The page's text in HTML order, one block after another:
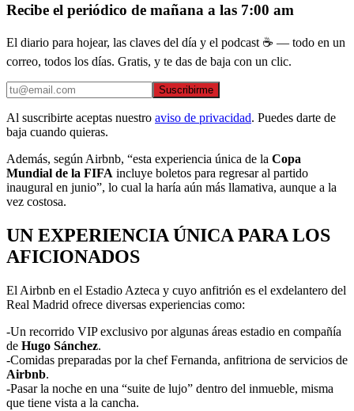
Recibe el periódico de mañana a las 7:00 am
El diario para hojear, las claves del día y el podcast ☕ — todo en un
correo, todos los días. Gratis, y te das de baja con un clic.
Suscribirme
Al suscribirte aceptas nuestro aviso de privacidad. Puedes darte de
baja cuando quieras.
Además, según Airbnb, “esta experiencia única de la Copa
Mundial de la FIFA incluye boletos para regresar al partido
inaugural en junio”, lo cual la haría aún más llamativa, aunque a la
vez costosa.
UN EXPERIENCIA ÚNICA PARA LOS
AFICIONADOS
El Airbnb en el Estadio Azteca y cuyo anfitrión es el exdelantero del
Real Madrid ofrece diversas experiencias como:
-Un recorrido VIP exclusivo por algunas áreas estadio en compañía
de Hugo Sánchez.
-Comidas preparadas por la chef Fernanda, anfitriona de servicios de
Airbnb.
-Pasar la noche en una “suite de lujo” dentro del inmueble, misma
que tiene vista a la cancha.